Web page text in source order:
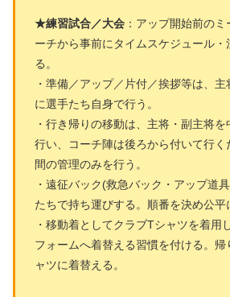
★練習試合／大会 ：アップ開始前の
ーチから事前にタイムスケジュール・
る。
・準備／アップ／片付／挨拶等は、
に選手たち自身で行う。
・行き帰りの移動は、主将・副主将
行い、コーチ陣は後ろから付いて行く
間の管理のみを行う。
・遠征バック(救急バック・アップ道
たちで持ち運びする。順番を決め公平
・移動着としてクラブTシャツを着用
フォームへ着替える習慣を付ける。
ャツに着替える。